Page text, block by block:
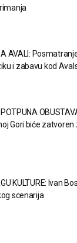
AVALI:
i zabavu kod
Gori biće
KULTURE: Ivan
scenarija